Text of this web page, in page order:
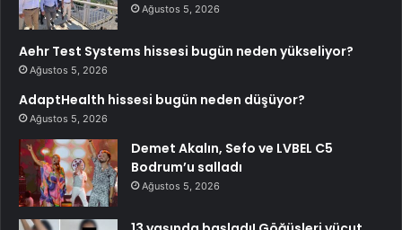
Ağustos 5, 2026
Aehr Test Systems hissesi bugün neden yükseliyor?
Ağustos 5, 2026
AdaptHealth hissesi bugün neden düşüyor?
Ağustos 5, 2026
Demet Akalın, Sefo ve LVBEL C5
Bodrum’u salladı
Ağustos 5, 2026